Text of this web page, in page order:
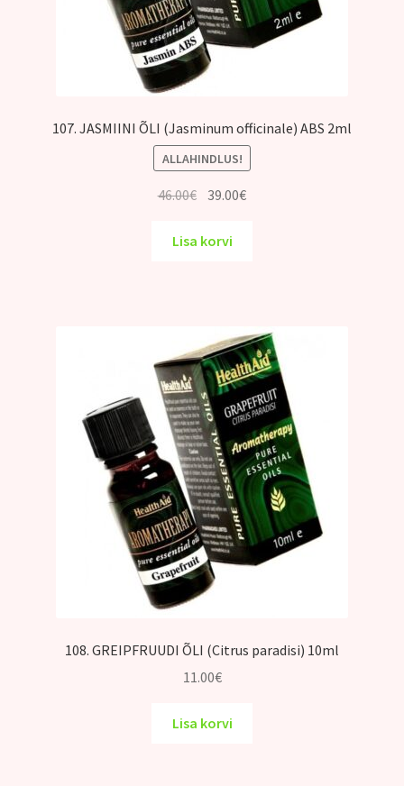
107. JASMIINI ÕLI (Jasminum officinale) ABS 2ml
ALLAHINDLUS!
46.00€ Algne
oli:
39.00€Praegune
Lisa korvi
108. GREIPFRUUDI ÕLI (Citrus paradisi) 10ml
11.00€
Lisa korvi